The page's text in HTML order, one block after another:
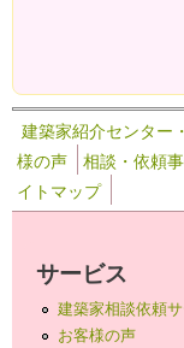
建築家紹介センター
様の声
相談・依頼
イトマップ
サービス
建築家相談依頼
お客様の声